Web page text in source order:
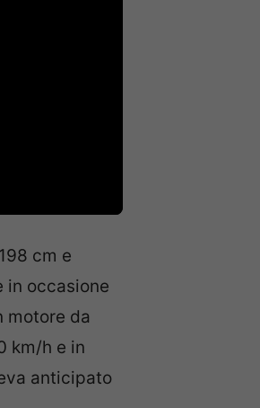
cm e
in occasione
motore da
km/h e in
anticipato